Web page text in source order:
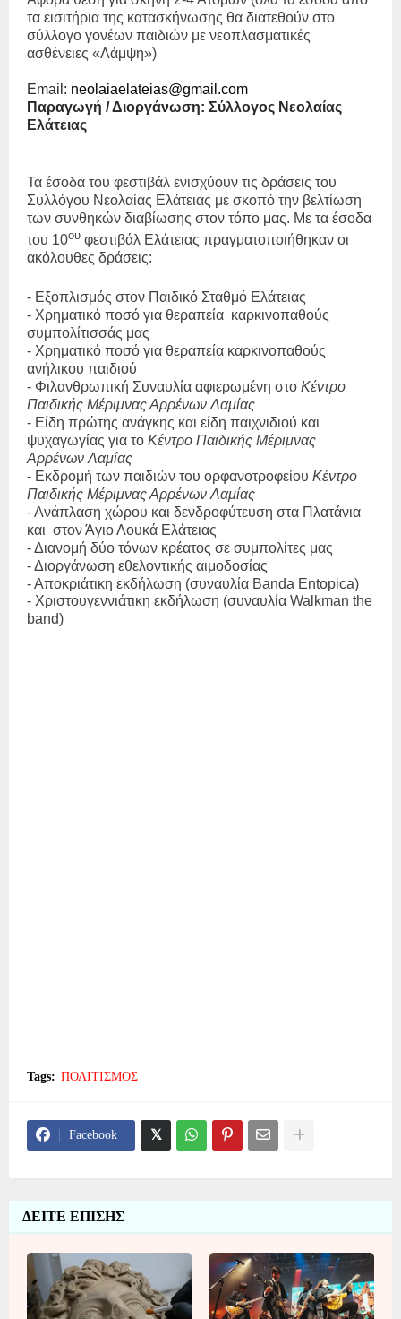
τα εισιτήρια της κατασκήνωσης θα διατεθούν στο
σύλλογο γονέων παιδιών με νεοπλασματικές
ασθένειες «Λάμψη»)
Email : neolaiaelateias@gmail .com
Παραγωγή / Διοργάνωση: Σύλλογος Νεολαίας
Ελάτειας
Τα έσοδα του φεστιβάλ ενισχύουν τις δράσεις του
Συλλόγου Νεολαίας Ελάτειας με σκοπό την βελτίωση
των συνθηκών διαβίωσης στον τόπο μας. Με τα έσοδα
του 10ου φεστιβάλ Ελάτειας πραγματοποιήθηκαν οι
ακόλουθες δράσεις:
- Εξοπλισμός στον Παιδικό Σταθμό Ελάτειας
- Χρηματικό ποσό για θεραπεία καρκινοπαθούς
συμπολίτισσάς μας
- Χρηματικό ποσό για θεραπεία καρκινοπαθούς
ανήλικου παιδιού
- Φιλανθρωπική Συναυλία αφιερωμένη στο Κέντρο
Παιδικής Μέριμνας Αρρένων Λαμίας
- Είδη πρώτης ανάγκης και είδη παιχνιδιού και
ψυχαγωγίας για το Κέντρο Παιδικής Μέριμνας
Αρρένων Λαμίας
- Εκδρομή των παιδιών του ορφανοτροφείου Κέντρο
Παιδικής Μέριμνας Αρρένων Λαμίας
- Ανάπλαση χώρου και δενδροφύτευση στα Πλατάνια
και στον Άγιο Λουκά Ελάτειας
- Διανομή δύο τόνων κρέατος σε συμπολίτες μας
- Διοργάνωση εθελοντικής αιμοδοσίας
- Αποκριάτικη εκδήλωση (συναυλία Banda Entopica)
- Χριστουγεννιάτικη εκδήλωση (συναυλία Walkman the
band)
Tags: ΠΟΛΙΤΙΣΜΟΣ
Facebook
ΔΕΙΤΕ ΕΠΙΣΗΣ